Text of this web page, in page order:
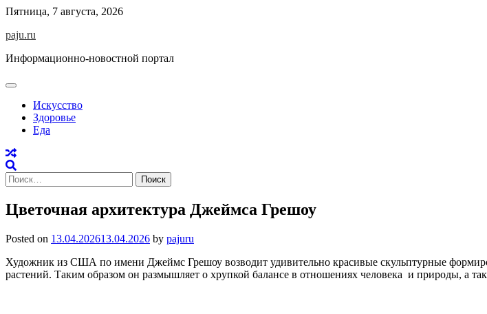
Skip
content
Пятница, 7 августа, 2026
paju.ru
Информационно-новостной портал
Искусство
Здоровье
Еда
Найти:
Цветочная архитектура Джеймса Грешоу
Posted on 13.04.202613.04.2026 by pajuru
Художник из США по имени Джеймс Грешоу возводит удивительно красивые скульптурные
растений. Таким образом он размышляет о хрупкой балансе в отношениях человека и природы, а